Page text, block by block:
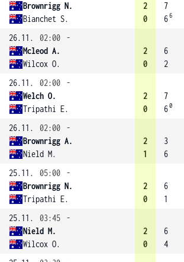
Brownrigg N.
Bianchet S.
2
0
7
66
26.11.
02:00
-
Mcleod A.
Wilcox O.
2
0
6
2
26.11.
02:00
-
Welch O.
Tripathi E.
2
0
7
60
26.11.
02:00
-
Brownrigg A.
Nield M.
2
1
3
6
25.11. 05:00
-
Brownrigg N.
Tripathi E.
2
0
6
1
25.11.
03:45
-
Nield M.
Wilcox O.
2
0
6
4